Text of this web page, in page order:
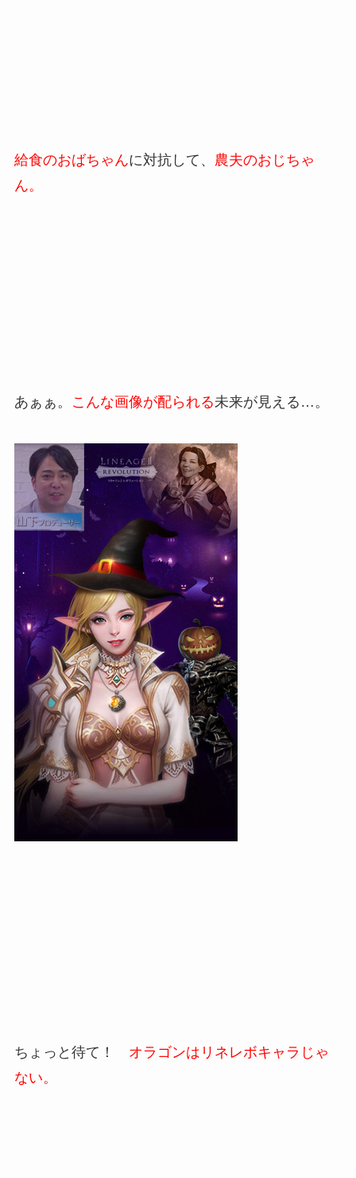
給食のおばちゃんに対抗して、 農夫のおじちゃ
ん。
あぁぁ。 こんな画像が配られる未来が見える…。
ちょっと待て！ オラゴンはリネレボキャラじゃ
ない。